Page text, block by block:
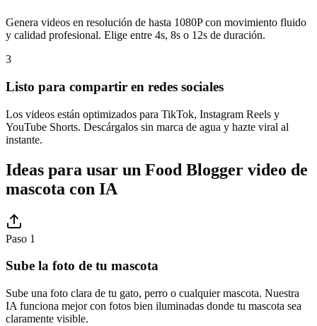
Genera videos en resolución de hasta 1080P con movimiento fluido
y calidad profesional. Elige entre 4s, 8s o 12s de duración.
3
Listo para compartir en redes sociales
Los videos están optimizados para TikTok, Instagram Reels y
YouTube Shorts. Descárgalos sin marca de agua y hazte viral al
instante.
Ideas para usar un Food Blogger video de
mascota con IA
Paso 1
Sube la foto de tu mascota
Sube una foto clara de tu gato, perro o cualquier mascota. Nuestra
IA funciona mejor con fotos bien iluminadas donde tu mascota sea
claramente visible.